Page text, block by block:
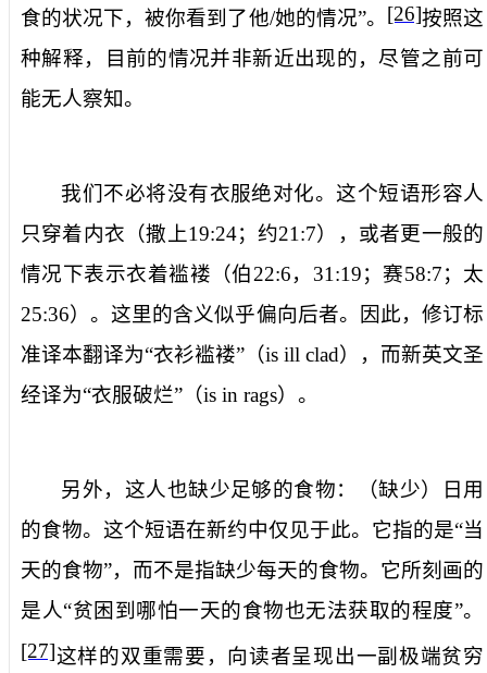
食的状况下，被你看到了他/她的情况”。 [26]按照这
种解释，目前的情况并非新近出现的，尽管之前可
能无人察知。
我们不必将没有衣服绝对化。这个短语形容人
只穿着内衣（撒上19:24；约21:7），或者更一般的
情况下表示衣着褴褛（伯22:6， 31:19；赛58:7；太
25:36）。这里的含义似乎偏向后者。因此，修订标
准译本翻译为“衣衫褴褛”（is ill clad），而新英文圣
经译为“衣服破烂”（is in rags）。
另外，这人也缺少足够的食物：（缺少）
日用
的食物。这个短语在新约中仅见于此。它指的是“当
天的食物”，而不是指缺少每天的食物。它所刻画的
是人“贫困到哪怕一天的食物也无法获取的程度”。
[27]这样的双重需要，向读者呈现出一副极端贫穷